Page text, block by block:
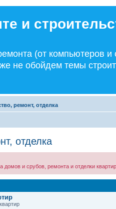
и
(от компьютеров
не обойдем темы
ремонт, отделка
отделка
и срубов, ремонта и отделки